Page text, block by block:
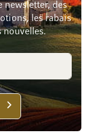
newsletter, des
les rabais
nouvelles.